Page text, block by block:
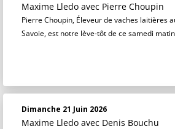
Maxime Lledo avec Pierre Choupin
Pierre Choupin, Éleveur de vaches laitières
Savoie, est notre lève-tôt de ce samedi matin
Dimanche 21 Juin 2026
Maxime Lledo avec Denis Bouchu